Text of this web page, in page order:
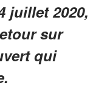
juillet 2020,
sur
qui